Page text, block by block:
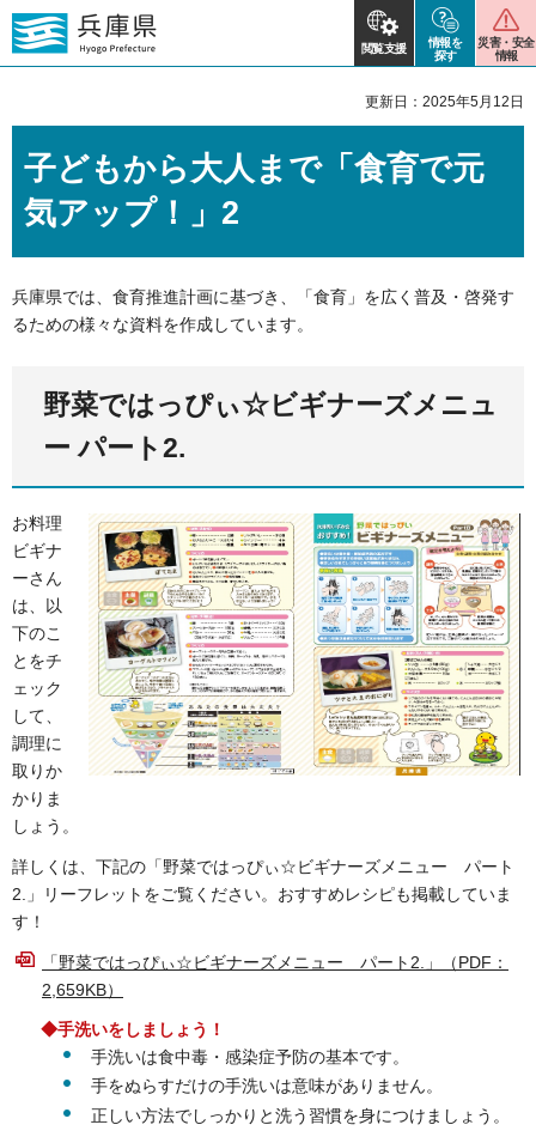
閲覧支援
情報を
探す
災害・安全
情報
更新日：2025年5月12日
子どもから大人まで「食育で元
気アップ！」2
兵庫県では、食育推進計画に基づき、「食育」を広く普及・啓発す
るための様々な資料を作成しています。
野菜ではっぴぃ☆ビギナーズメニュ
ー パート2.
お料理
ビギナ
ーさん
は、以
下のこ
とをチ
ェック
して、
調理に
取りか
かりま
しょう。
詳しくは、下記の「野菜ではっぴぃ☆ビギナーズメニュー パート
2.」リーフレットをご覧ください。おすすめレシピも掲載していま
す！
「野菜ではっぴぃ☆ビギナーズメニュー パート2.」（PDF：
2,659KB）
◆手洗いをしましょう！
手洗いは食中毒・感染症予防の基本です。
手をぬらすだけの手洗いは意味がありません。
正しい方法でしっかりと洗う習慣を身につけましょう。